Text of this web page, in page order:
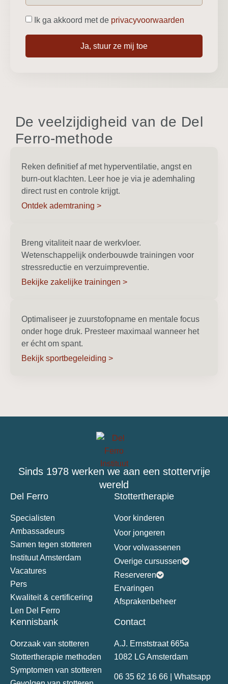
Ik ga akkoord met de privacyvoorwaarden
Ja, stuur ze mij toe
De veelzijdigheid van de Del
Ferro-methode
Reken definitief af met hyperventilatie, angst en
burn-out klachten. Leer hoe je via je ademhaling
direct rust en controle krijgt.
Ontdek ademtraning >
Breng vitaliteit naar de werkvloer.
Wetenschappelijk onderbouwde trainingen voor
stressreductie en verzuimpreventie.
Bekijke zakelijke trainingen >
Optimaliseer je zuurstofopname en mentale focus
onder hoge druk. Presteer maximaal wanneer het
er écht om spant.
Bekijk sportbegeleiding >
Sinds 1978 werken we aan een stottervrije
wereld
Del Ferro
Specialisten
Ambassadeurs
Samen tegen stotteren
Instituut Amsterdam
Vacatures
Pers
Kwaliteit & certificering
Len Del Ferro
Stottertherapie
Voor kinderen
Voor jongeren
Voor volwassenen
Overige cursussen
Reserveren
Ervaringen
Afsprakenbeheer
Kennisbank
Oorzaak van stotteren
Stottertherapie methoden
Symptomen van stotteren
Contact
A.J. Ernststraat 665a
1082 LG Amsterdam
06 35 62 16 66 | Whatsapp